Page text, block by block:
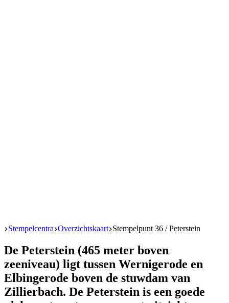
Start
Stempelcentra Overzichtskaart Stempelpunt 36 / Peterstein
De Peterstein (465 meter boven
zeeniveau) ligt tussen Wernigerode en
Elbingerode boven de stuwdam van
Zillierbach. De Peterstein is een goede